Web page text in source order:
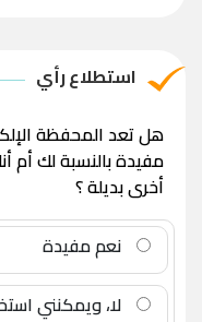
استطلاع رأي
هل تعد المحفظة
مفيدة بالنسبة لك
أخرى بديلة ؟
نعم مفيدة
لا، ويمكنني